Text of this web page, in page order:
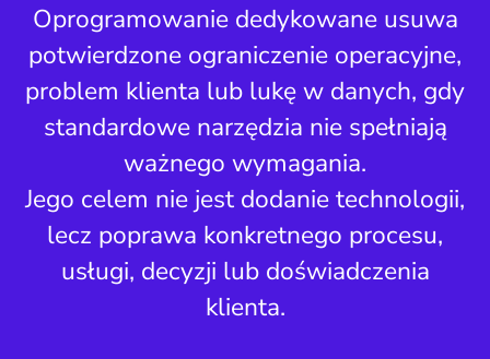
Oprogramowanie dedykowane usuwa
potwierdzone ograniczenie operacyjne,
problem klienta lub lukę w danych, gdy
standardowe narzędzia nie spełniają
ważnego wymagania.
Jego celem nie jest dodanie technologii,
lecz poprawa konkretnego procesu,
usługi, decyzji lub doświadczenia
klienta.